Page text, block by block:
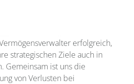
erfolgreich,
strategischen Ziele auch in
Gemeinsam ist uns die
von Verlusten bei